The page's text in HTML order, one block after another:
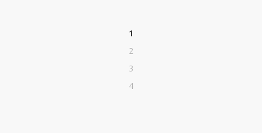
1
2
3
4